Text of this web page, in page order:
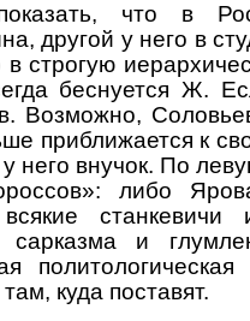
что в
другой у него в
строгую
беснуется Ж.
Возможно,
приближается к
него внучок. По
либо
станкевичи
сарказма и
куда поставят.